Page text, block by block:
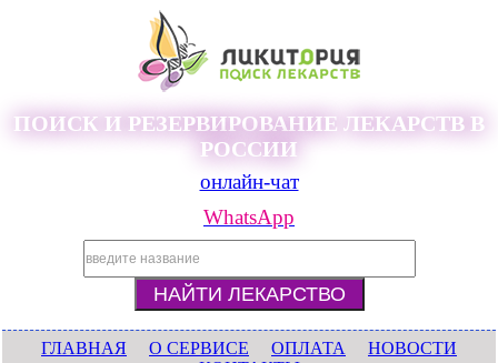
ПОИСК И РЕЗЕРВИРОВАНИЕ ЛЕКАРСТВ В
РОССИИ
онлайн-чат
WhatsApp
ГЛАВНАЯ О СЕРВИСЕ ОПЛАТА
НОВОСТИ